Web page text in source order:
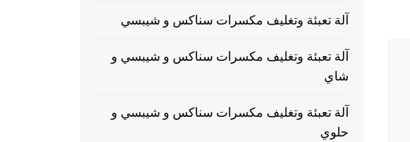
آلة تعبئة وتغليف مكسرات سناكس و شيبسي
آلة تعبئة وتغليف مكسرات سناكس و شيبسي و
شاي
آلة تعبئة وتغليف مكسرات سناكس و شيبسي و
حلوي